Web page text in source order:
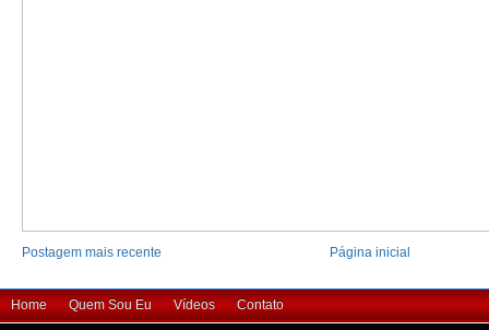
Postagem mais recente Página inicial
Home Quem Sou Eu Vídeos Contato